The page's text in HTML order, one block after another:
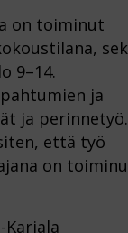
on toiminut
9–14.
ja
ja perinnetyö.
että työ
on